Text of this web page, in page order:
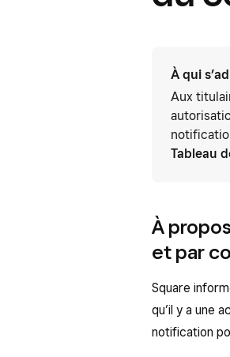
À qui
Aux
Tableau
À
et par
Square
qu’il y a une
notification